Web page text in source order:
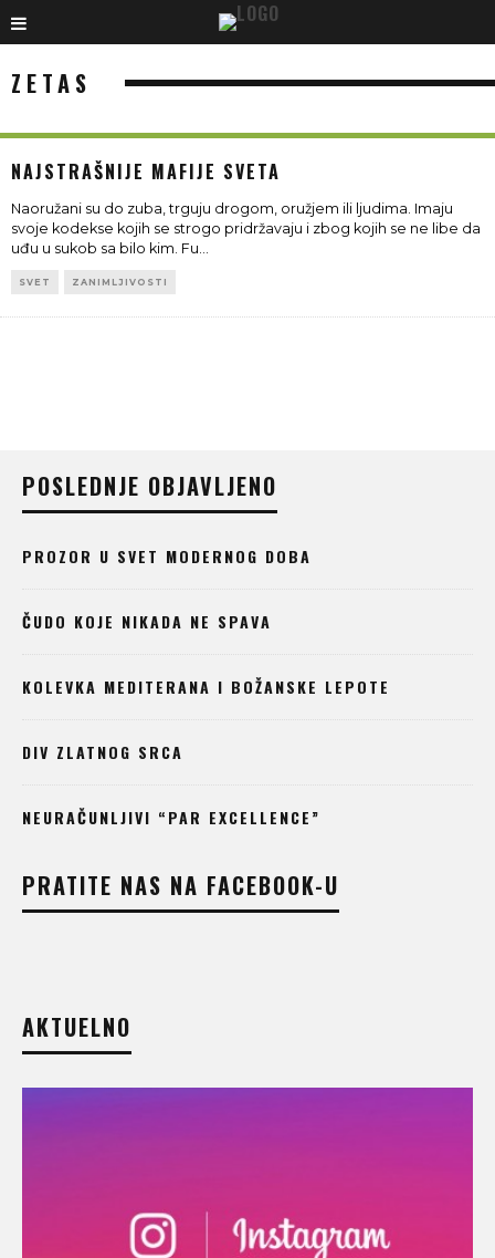
ZETAS
NAJSTRAŠNIJE MAFIJE SVETA
Naoružani su do zuba, trguju drogom, oružjem ili ljudima. Imaju
svoje kodekse kojih se strogo pridržavaju i zbog kojih se ne libe da
uđu u sukob sa bilo kim. Fu...
SVET ZANIMLJIVOSTI
POSLEDNJE OBJAVLJENO
PROZOR U SVET MODERNOG DOBA
ČUDO KOJE NIKADA NE SPAVA
KOLEVKA MEDITERANA I BOŽANSKE LEPOTE
DIV ZLATNOG SRCA
NEURAČUNLJIVI “PAR EXCELLENCE”
PRATITE NAS NA FACEBOOK-U
AKTUELNO